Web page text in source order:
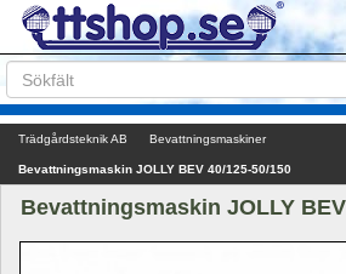
Trädgårdsteknik AB Bevattningsmaskiner
Bevattningsmaskin JOLLY BEV 40/125-50/150
Bevattningsmaskin JOLLY